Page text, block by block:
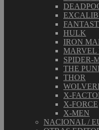
HULK
IRON
MARVEL
SPIDER-
THE
THOR
X-
X-FORCE
X-MEN
NACIONAL /